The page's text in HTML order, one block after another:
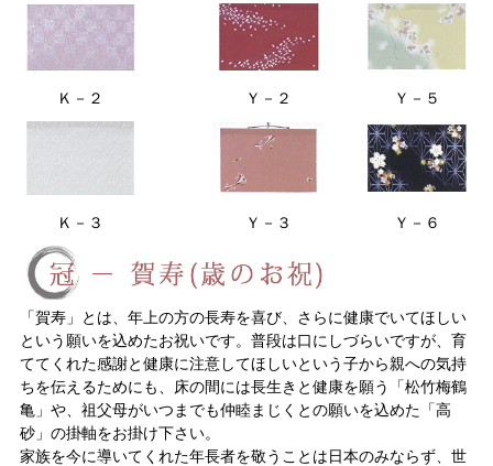
Ｋ－２ Ｙ－２ Ｙ－５
Ｋ－３ Ｙ－３ Ｙ－６
「賀寿」とは、年上の方の長寿を喜び、さらに健康でいてほしい
という願いを込めたお祝いです。普段は口にしづらいですが、育
ててくれた感謝と健康に注意してほしいという子から親への気持
ちを伝えるためにも、床の間には長生きと健康を願う「松竹梅鶴
亀」や、祖父母がいつまでも仲睦まじくとの願いを込めた「高
砂」の掛軸をお掛け下さい。
家族を今に導いてくれた年長者を敬うことは日本のみならず、世